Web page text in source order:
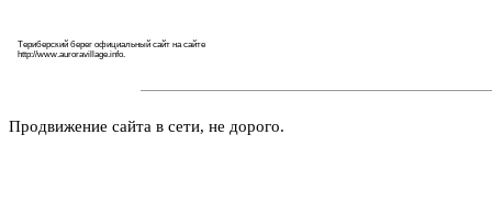
Териберский берег официальный сайт на сайте
http://www.auroravillage.info.
Продвижение сайта в сети, не дорого.